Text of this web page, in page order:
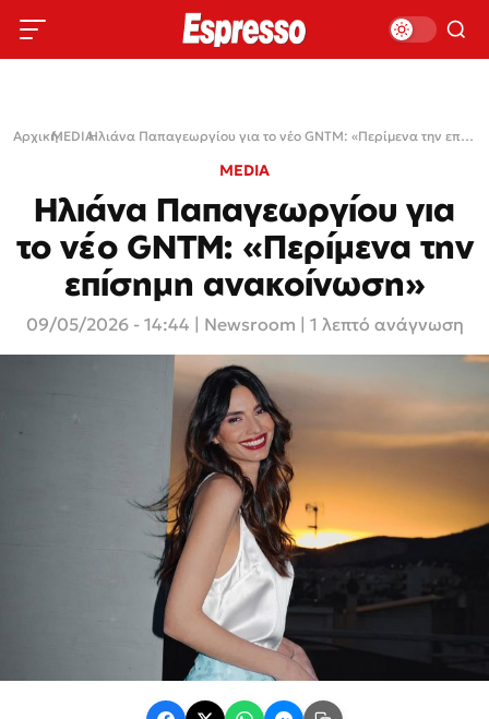
Αρχική›
MEDIA› Ηλιάνα Παπαγεωργίου για το νέο GNTM: «Περίμενα την επίσημη ανακοίνωση»
MEDIA
Ηλιάνα Παπαγεωργίου για
το νέο GNTM: «Περίμενα την
επίσημη ανακοίνωση»
09/05/2026 - 14:44 Newsroom | 1 λεπτό ανάγνωση